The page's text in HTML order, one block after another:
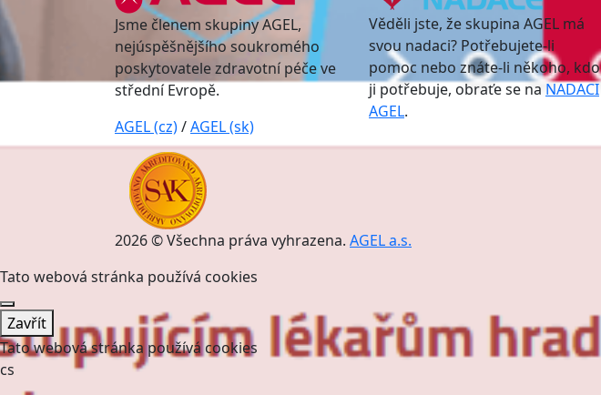
Jsme členem skupiny AGEL,
nejúspěšnějšího soukromého
poskytovatele zdravotní péče ve
střední Evropě.
AGEL (cz)/AGEL (sk)
Věděli jste, že skupina AGEL má
svou nadaci? Potřebujete-li
pomoc nebo znáte-li někoho, kdo
ji potřebuje, obraťe se na NADACI
AGEL.
2026 © Všechna práva vyhrazena. AGEL a.s.
Tato webová stránka používá cookies
Zavřít
Tato webová stránka používá cookies
cs